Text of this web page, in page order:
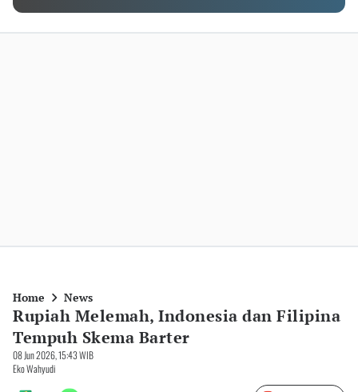
Home News
Rupiah Melemah, Indonesia dan Filipina
Tempuh Skema Barter
08 Jun 2026, 15:43 WIB
Eko Wahyudi